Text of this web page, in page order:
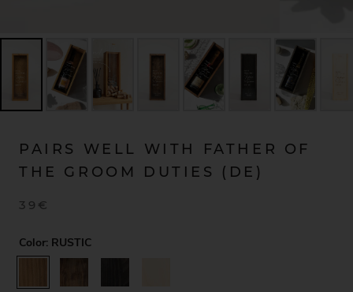
PAIRS WELL WITH FATHER OF
THE GROOM DUTIES (DE)
39€
Color: RUSTIC